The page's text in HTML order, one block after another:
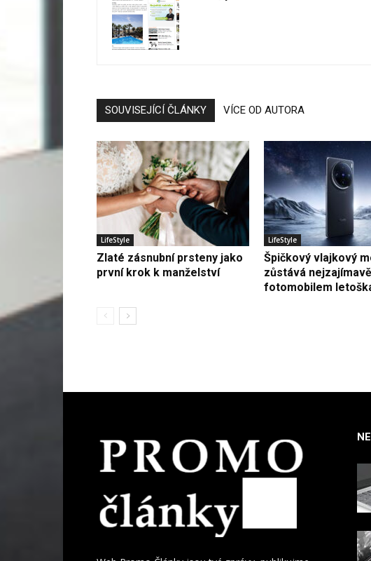
SOUVISEJÍCÍ ČLÁNKY VÍCE OD AUTORA
LifeStyle
Zlaté zásnubní prsteny jako
první krok k manželství
LifeStyle
Špičkový vlajkový
zůstává
fotomobilem